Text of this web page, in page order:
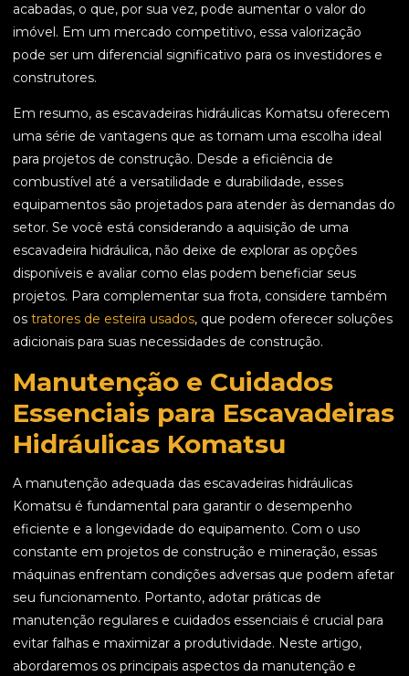
acabadas, o que, por sua vez, pode aumentar o valor do
imóvel. Em um mercado competitivo, essa valorização
pode ser um diferencial significativo para os investidores e
construtores.
Em resumo, as escavadeiras hidráulicas Komatsu oferecem
uma série de vantagens que as tornam uma escolha ideal
para projetos de construção. Desde a eficiência de
combustível até a versatilidade e durabilidade, esses
equipamentos são projetados para atender às demandas do
setor. Se você está considerando a aquisição de uma
escavadeira hidráulica, não deixe de explorar as opções
disponíveis e avaliar como elas podem beneficiar seus
projetos. Para complementar sua frota, considere também
os tratores de esteira usados, que podem oferecer soluções
adicionais para suas necessidades de construção.
Manutenção e Cuidados
Essenciais para Escavadeiras
Hidráulicas Komatsu
A manutenção adequada das escavadeiras hidráulicas
Komatsu é fundamental para garantir o desempenho
eficiente e a longevidade do equipamento. Com o uso
constante em projetos de construção e mineração, essas
máquinas enfrentam condições adversas que podem afetar
seu funcionamento. Portanto, adotar práticas de
manutenção regulares e cuidados essenciais é crucial para
evitar falhas e maximizar a produtividade. Neste artigo,
abordaremos os principais aspectos da manutenção e